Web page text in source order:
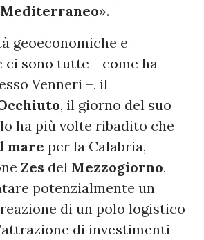
».
geoeconomiche e
ci sono tutte - come ha
Venneri –, il
, il giorno del suo
ha più volte ribadito che
mare per la Calabria,
Zes del Mezzogiorno,
potenzialmente un
di un polo logistico
di investimenti